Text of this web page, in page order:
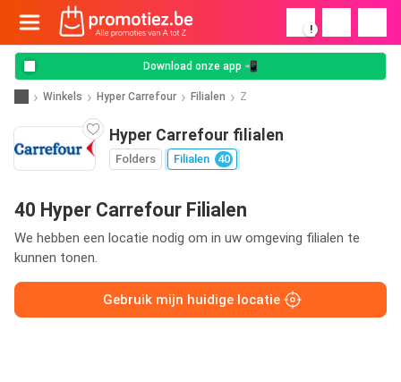
!
Download onze app 📲
Winkels Hyper Carrefour Filialen Z
Hyper Carrefour filialen
Folders Filialen 40
40 Hyper Carrefour Filialen
We hebben een locatie nodig om in uw omgeving filialen te
kunnen tonen.
Gebruik mijn huidige locatie